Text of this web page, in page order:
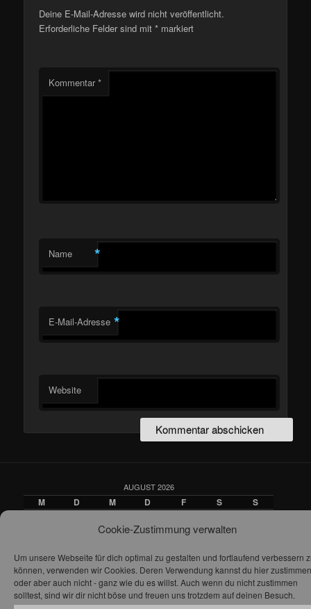
Cookie-Zustimmung verwalten
Um unsere Webseite für dich optimal zu gestalten und fortlaufend verbessern
können, verwenden wir Cookies. Deren Verwendung kannst du hier zustimmen
oder aber auch nicht - ganz wie du es willst. Auch wenn du nicht zustimmen
solltest, sind wir dir nicht böse und freuen uns trotzdem auf deinen Besuch.
Deine E-Mail-Adresse wird nicht veröffentlicht.
Erforderliche Felder sind mit* markiert
Kommentar*
Name *
E-Mail-Adresse *
Website
AUGUST 2026
M D M D F S S
5 6 7 8
17
18 19 20 21 22
23
24
25 26 27 28 29
30
31
« Mai